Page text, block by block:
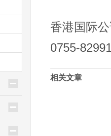
香港国际
0755-
相关文章